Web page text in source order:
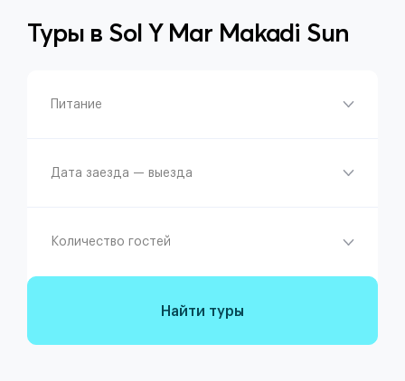
Туры в Sol Y Mar Makadi Sun
Питание
Дата заезда — выезда
Количество гостей
Найти туры